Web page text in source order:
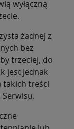
wyłączną
żadnej z
bez
trzeciej, do
jest jednak
takich treści
Serwisu.